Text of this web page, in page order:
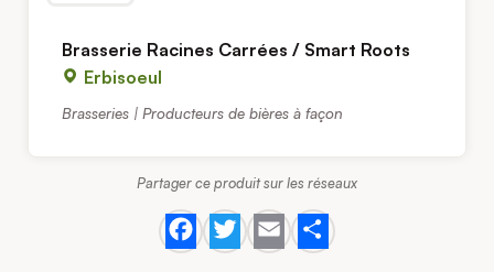
Brasserie Racines Carrées / Smart Roots
Erbisoeul
Brasseries | Producteurs de bières à façon
Partager ce produit sur les réseaux
Facebook
Twitter
EmailShare